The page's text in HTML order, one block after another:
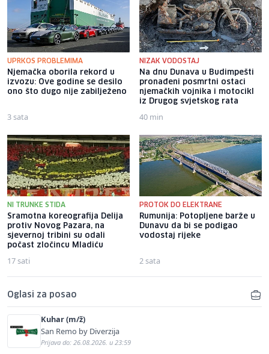
UPRKOS PROBLEMIMA
Njemačka oborila rekord u
izvozu: Ove godine se desilo
ono što dugo nije zabilježeno
3 sata
NIZAK VODOSTAJ
Na dnu Dunava u Budimpešti
pronađeni posmrtni ostaci
njemačkih vojnika i motocikl
iz Drugog svjetskog rata
40 min
NI TRUNKE STIDA
Sramotna koreografija Delija
protiv Novog Pazara, na
sjevernoj tribini su odali
počast zločincu Mladiću
17 sati
PROTOK DO ELEKTRANE
Rumunija: Potopljene barže u
Dunavu da bi se podigao
vodostaj rijeke
2 sata
Oglasi za posao
Kuhar (m/ž)
San Remo by Diverzija
Prijava do: 26.08.2026. u 23:59